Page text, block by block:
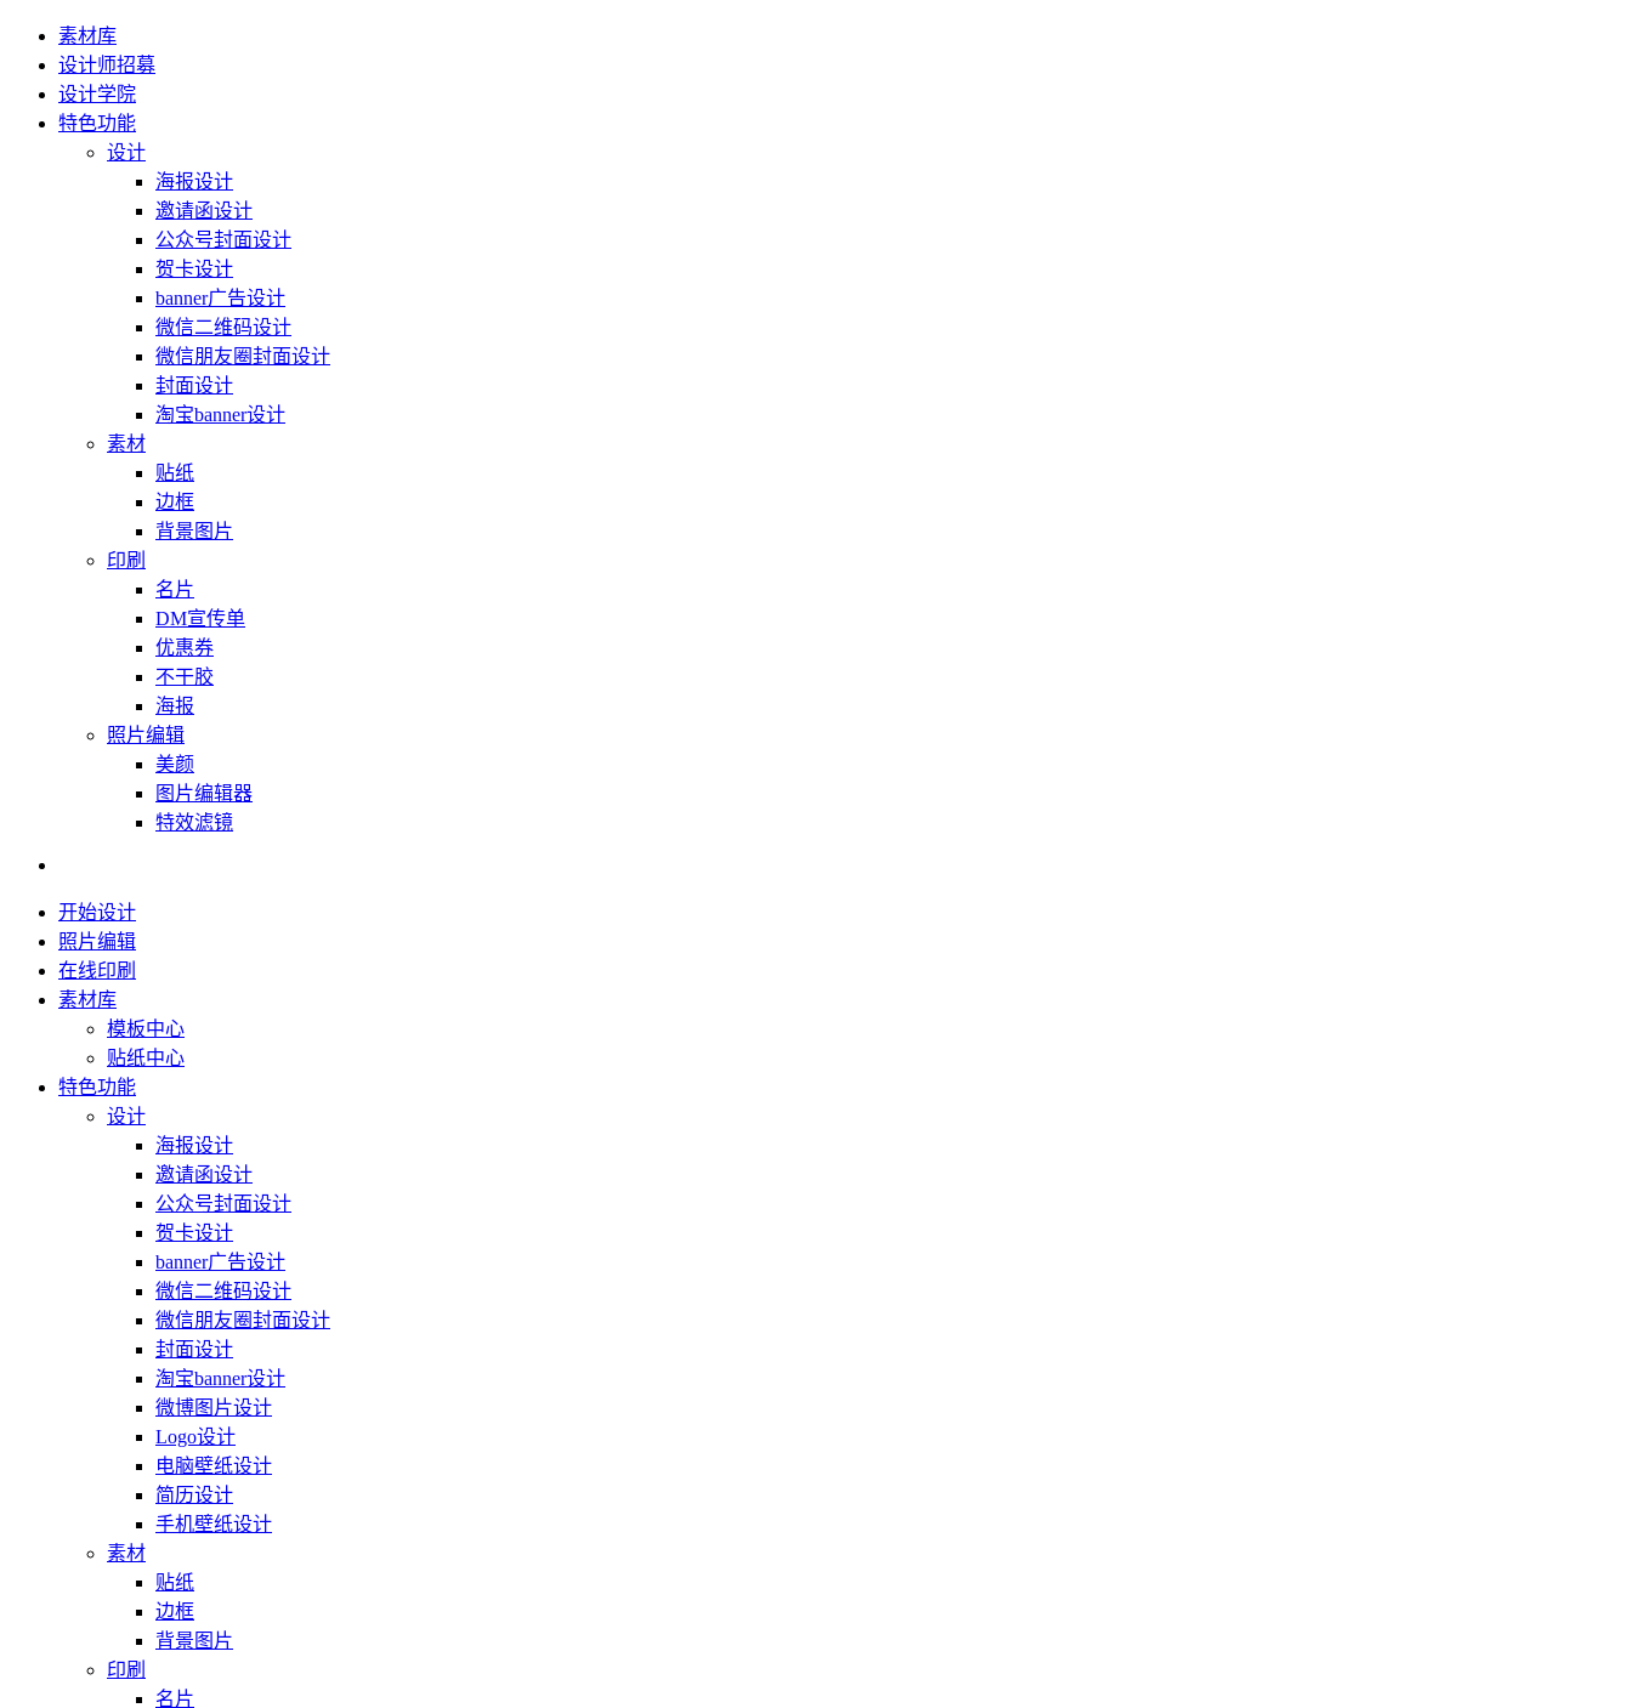
素材库
设计师招募
设计学院
特色功能
设计
海报设计
邀请函设计
公众号封面设计
贺卡设计
banner广告设计
微信二维码设计
微信朋友圈封面设计
封面设计
淘宝banner设计
素材
贴纸
边框
背景图片
印刷
名片
DM宣传单
优惠券
不干胶
海报
照片编辑
美颜
图片编辑器
特效滤镜
开始设计
照片编辑
在线印刷
素材库
模板中心
贴纸中心
特色功能
设计
海报设计
邀请函设计
公众号封面设计
贺卡设计
banner广告设计
微信二维码设计
微信朋友圈封面设计
封面设计
淘宝banner设计
微博图片设计
Logo设计
电脑壁纸设计
简历设计
手机壁纸设计
素材
贴纸
边框
背景图片
印刷
名片